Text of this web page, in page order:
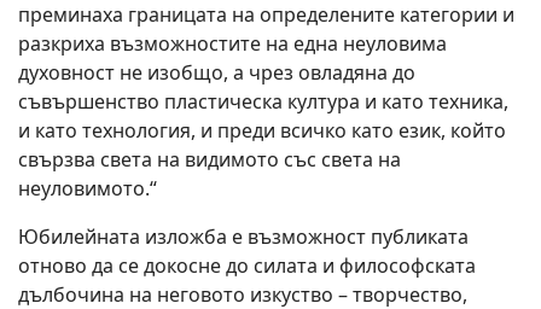
преминаха границата на определените категории и
разкриха възможностите на една неуловима
духовност не изобщо, а чрез овладяна до
съвършенство пластическа култура и като техника,
и като технология, и преди всичко като език, който
свързва света на видимото със света на
неуловимото.“
Юбилейната изложба е възможност публиката
отново да се докосне до силата и философската
дълбочина на неговото изкуство – творчество,